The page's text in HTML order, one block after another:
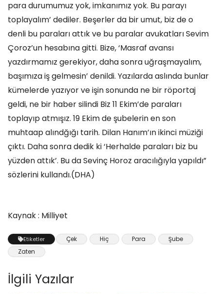
para durumumuz yok, imkanımız yok. Bu parayı
toplayalım’ dediler. Beşerler da bir umut, biz de o
denli bu paraları attık ve bu paralar avukatları Sevim
Çoroz’un hesabına gitti. Bize, ‘Masraf avansı
yazdırmamız gerekiyor, daha sonra uğraşmayalım,
başımıza iş gelmesin’ denildi. Yazılarda aslında bunlar
kümelerde yazıyor ve işin sonunda ne bir röportaj
geldi, ne bir haber silindi Biz 11 Ekim’de paraları
toplayıp atmışız. 19 Ekim de şubelerin en son
muhtaap alındğığı tarih. Dilan Hanım’ın ikinci müziği
çıktı. Daha sonra dedik ki ‘Herhalde paraları biz bu
yüzden attık’. Bu da Sevinç Horoz aracılığıyla yapıldı”
sözlerini kullandı.(DHA)
Kaynak : Milliyet
Etiketler Çek Hiç Para
Şube
Zaten
İlgili Yazılar